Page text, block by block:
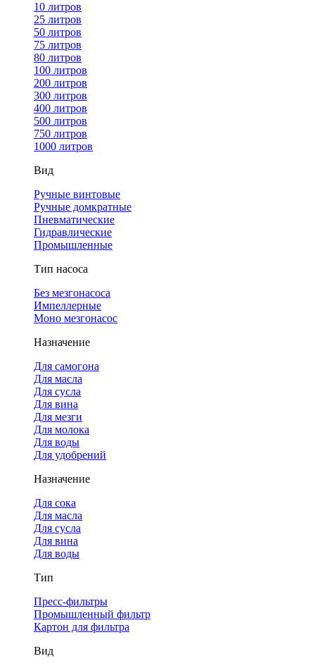
10 литров
25 литров
50 литров
75 литров
80 литров
100 литров
200 литров
300 литров
400 литров
500 литров
750 литров
1000 литров
Вид
Ручные винтовые
Ручные домкратные
Пневматические
Гидравлические
Промышленные
Тип насоса
Без мезгонасоса
Импеллерные
Моно мезгонасос
Назначение
Для самогона
Для масла
Для сусла
Для вина
Для мезги
Для молока
Для воды
Для удобрений
Назначение
Для сока
Для масла
Для сусла
Для вина
Для воды
Тип
Пресс-фильтры
Промышленный фильтр
Картон для фильтра
Вид